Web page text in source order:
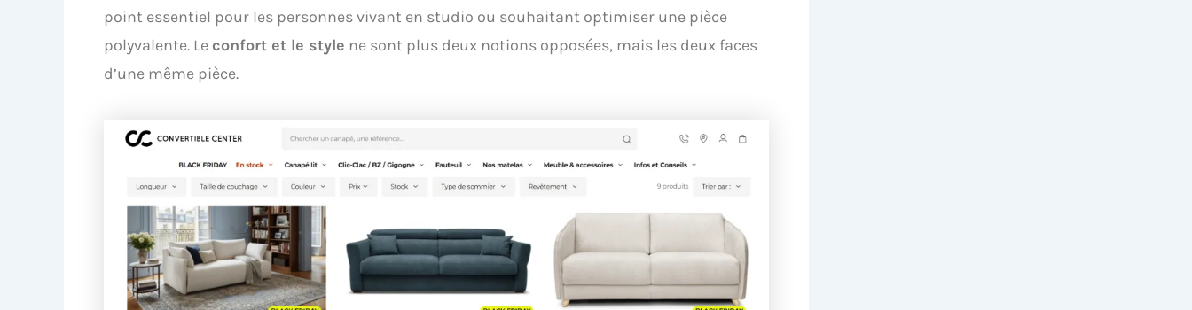
point essentiel pour les personnes vivant en studio ou souhaitant optimiser une pièce
polyvalente. Le confort et le style ne sont plus deux notions opposées, mais les deux faces
d’une même pièce.